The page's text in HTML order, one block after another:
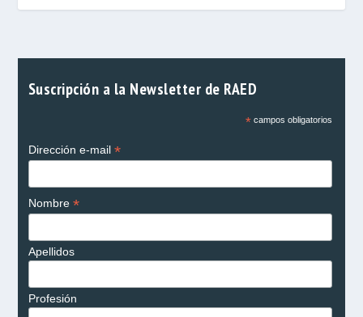
Suscripción a la Newsletter de RAED
*campos obligatorios
Dirección e-mail *
Nombre *
Apellidos
Profesión